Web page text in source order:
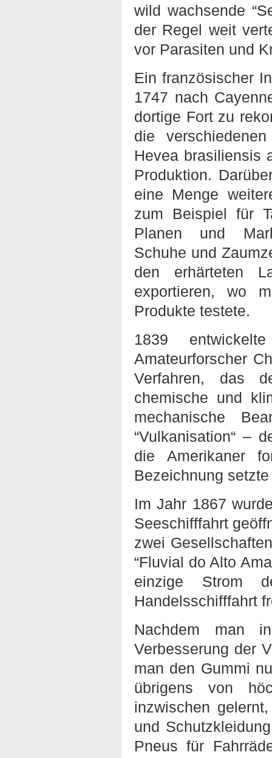
wild wachsende
der Regel weit
vor Parasiten und
Ein französischer
1747 nach
dortige Fort zu
die
Hevea brasiliensis
Produktion.
eine Menge
zum Beispiel für
Planen und
Schuhe und
den erhärteten
exportieren, wo
Produkte testete.
1839
Amateurforscher
Verfahren, das
chemische und
mechanische
“Vulkanisation“ –
die Amerikaner
Bezeichnung
Im Jahr 1867
Seeschifffahrt
zwei
“Fluvial do Alto
einzige Strom
Handelsschifffahrt
Nachdem man
Verbesserung der
man den Gummi
übrigens von
inzwischen
und
Pneus für